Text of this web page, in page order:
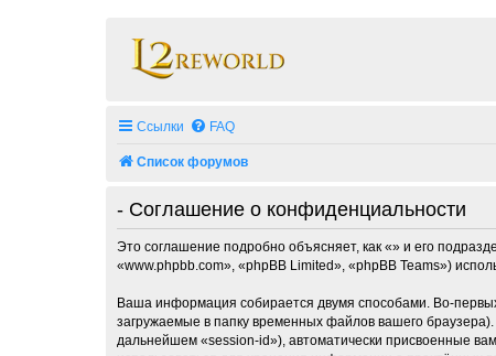
Ссылки FAQ
Список форумов
- Соглашение о конфиденциальности
Это соглашение подробно объясняет, как «» и его
«www.phpbb.com», «phpBB Limited», «phpBB Teams»)
Ваша информация собирается двумя способами. Во-
загружаемые в папку временных файлов вашего
дальнейшем «session-id»), автоматически присвоенные